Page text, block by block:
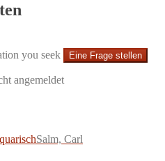
you seek Eine Frage stellen
angemeldet
Salm, Carl